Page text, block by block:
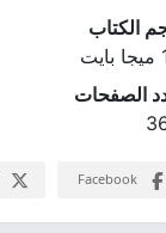
الكتاب
الصفحات
Facebook